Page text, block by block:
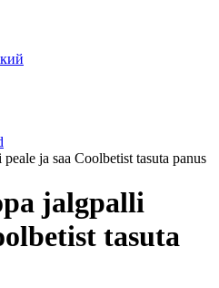
ja saa Coolbetist tasuta panus
jalgpalli
tasuta